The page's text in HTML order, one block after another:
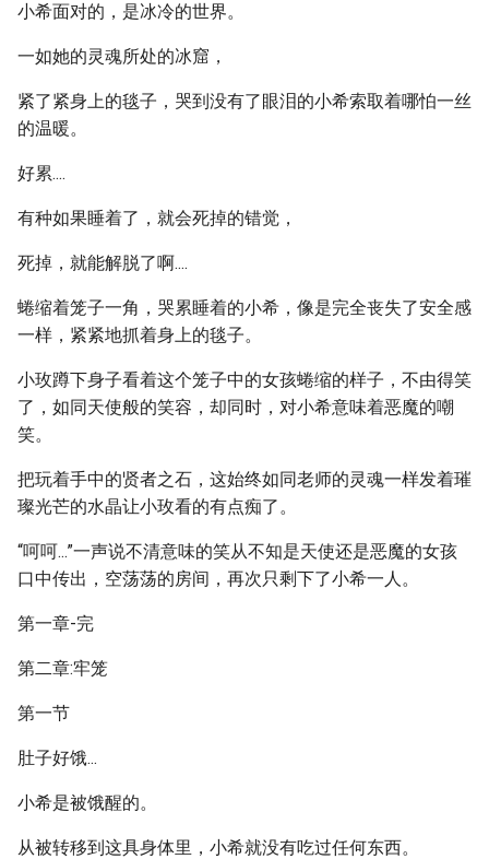
小希面对的，是冰冷的世界。
一如她的灵魂所处的冰窟，
紧了紧身上的毯子，哭到没有了眼泪的小希索取着哪怕一丝
的温暖。
好累....
有种如果睡着了，就会死掉的错觉，
死掉，就能解脱了啊....
蜷缩着笼子一角，哭累睡着的小希，像是完全丧失了安全感
一样，紧紧地抓着身上的毯子。
小玫蹲下身子看着这个笼子中的女孩蜷缩的样子，不由得笑
了，如同天使般的笑容，却同时，对小希意味着恶魔的嘲
笑。
把玩着手中的贤者之石，这始终如同老师的灵魂一样发着璀
璨光芒的水晶让小玫看的有点痴了。
“呵呵...”一声说不清意味的笑从不知是天使还是恶魔的女孩
口中传出，空荡荡的房间，再次只剩下了小希一人。
第一章-完
第二章:牢笼
第一节
肚子好饿...
小希是被饿醒的。
从被转移到这具身体里，小希就没有吃过任何东西。